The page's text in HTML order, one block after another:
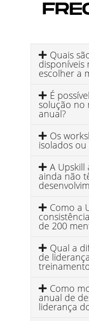
Quais
disponíveis
escolher a
É
solução no
anual?
Os
isolados
A Upskill
ainda não
Como a
de 200
Qual a
de
Como
anual de
liderança